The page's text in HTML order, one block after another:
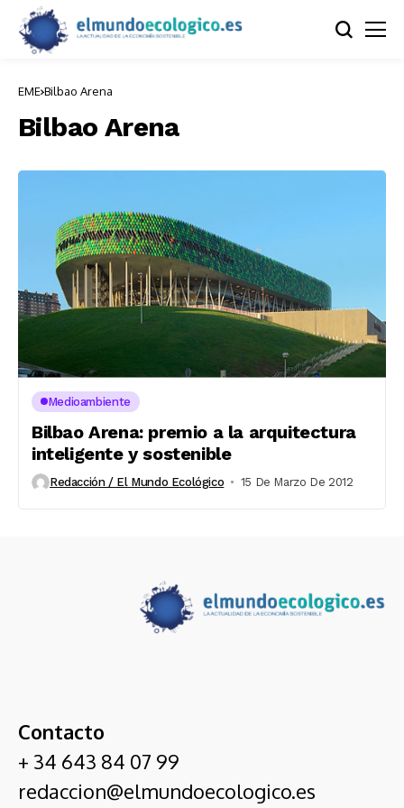
EME Bilbao Arena
Bilbao Arena
Medioambiente
Bilbao Arena: premio a la arquitectura
inteligente y sostenible
Redacción / El Mundo Ecológico 15 De Marzo De 2012
Contacto
+ 34 643 84 07 99
redaccion@elmundoecologico.es